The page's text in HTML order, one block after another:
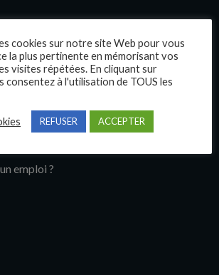
emploi ?
cookies sur notre site Web pour vous
la plus pertinente en mémorisant vos
visites répétées. En cliquant sur
consentez à l'utilisation de TOUS les
REFUSER ACCEPTER